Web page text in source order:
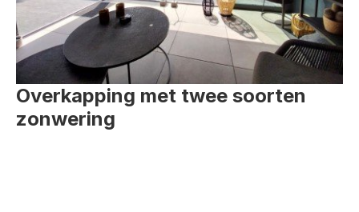
Overkapping met twee soorten
zonwering